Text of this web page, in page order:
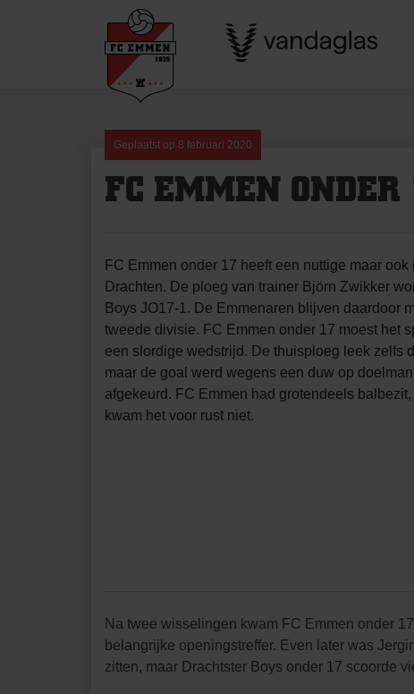
Geplaatst op 8 februari 2020
FC EMMEN
FC Emmen onder 17 heeft een nuttige maar
Drachten. De ploeg van trainer Björn Zwikker
Boys JO17-1. De Emmenaren blijven daardoor
tweede divisie. FC Emmen onder 17 moest het
een slordige wedstrijd. De thuisploeg leek zelfs
maar de goal werd wegens een duw op
afgekeurd. FC Emmen had grotendeels
kwam het voor rust niet.
Na twee wisselingen kwam FC Emmen onder
belangrijke openingstreffer. Even later was
zitten, maar Drachtster Boys onder 17 scoorde